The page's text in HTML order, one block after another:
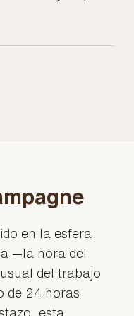
en la esfera
—la hora del
del trabajo
de 24 horas
esta